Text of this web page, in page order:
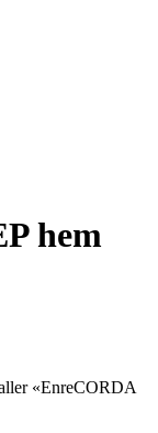
hem
«EnreCORDA